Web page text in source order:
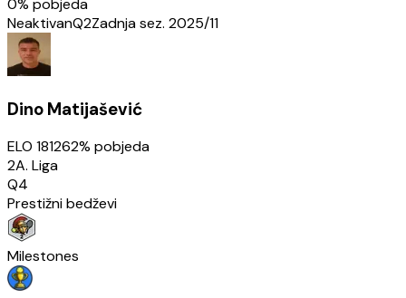
0% pobjeda
NeaktivanQ2Zadnja sez. 2025/11
Dino Matijašević
ELO 181262% pobjeda
2A. Liga
Q4
Prestižni bedževi
Milestones